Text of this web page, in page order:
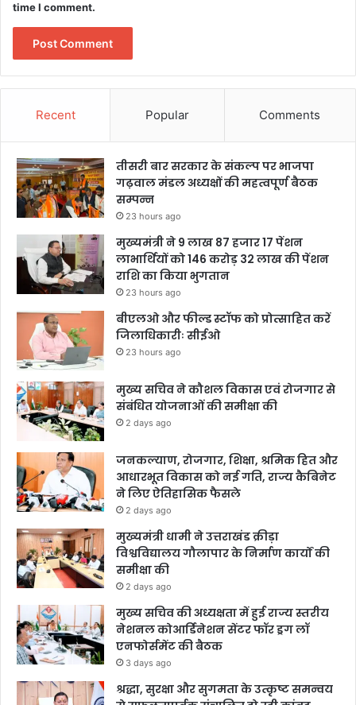
time I comment.
Recent Popular Comments
तीसरी बार सरकार के संकल्प पर भाजपा
गढ़वाल मंडल अध्यक्षों की महत्वपूर्ण बैठक
सम्पन्न
23 hours ago
मुख्यमंत्री ने 9 लाख 87 हजार 17 पेंशन
लाभार्थियों को 146 करोड़ 32 लाख की पेंशन
राशि का किया भुगतान
23 hours ago
बीएलओ और फील्ड स्टॉफ को प्रोत्साहित करें
जिलाधिकारीः सीईओ
23 hours ago
मुख्य सचिव ने कौशल विकास एवं रोजगार से
संबंधित योजनाओं की समीक्षा की
2 days ago
जनकल्याण, रोजगार, शिक्षा, श्रमिक हित और
आधारभूत विकास को नई गति, राज्य कैबिनेट
ने लिए ऐतिहासिक फैसले
2 days ago
मुख्यमंत्री धामी ने उत्तराखंड क्रीड़ा
विश्वविद्यालय गौलापार के निर्माण कार्यों की
समीक्षा की
2 days ago
मुख्य सचिव की अध्यक्षता में हुई राज्य स्तरीय
नेशनल कोआर्डिनेशन सेंटर फॉर ड्रग लॉ
एनफोर्समेंट की बैठक
3 days ago
श्रद्धा, सुरक्षा और सुगमता के उत्कृष्ट समन्वय